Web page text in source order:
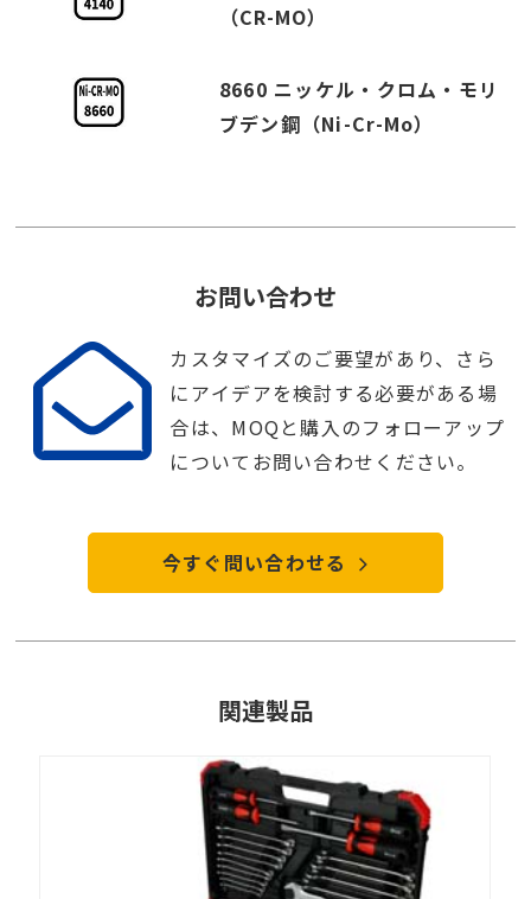
（CR-MO）
8660 ニッケル・クロム・モリ
ブデン鋼（Ni-Cr-Mo）
お問い合わせ
カスタマイズのご要望があり、さら
にアイデアを検討する必要がある場
合は、MOQと購入のフォローアップ
についてお問い合わせください。
今すぐ問い合わせる
関連製品